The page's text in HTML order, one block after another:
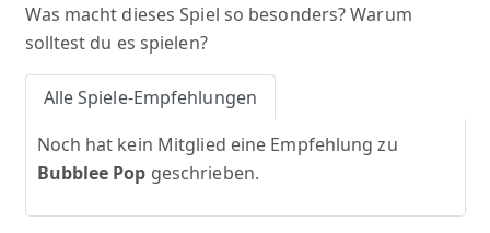
Was macht dieses Spiel so besonders? Warum
solltest du es spielen?
Alle Spiele-Empfehlungen
Noch hat kein Mitglied eine Empfehlung zu
Bubblee Pop geschrieben.